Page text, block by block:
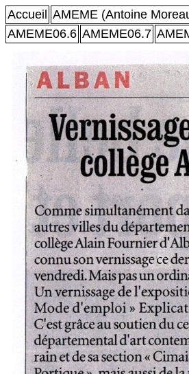
Accueil AMEME (Antoine
AMEME06.6 AMEME06.7